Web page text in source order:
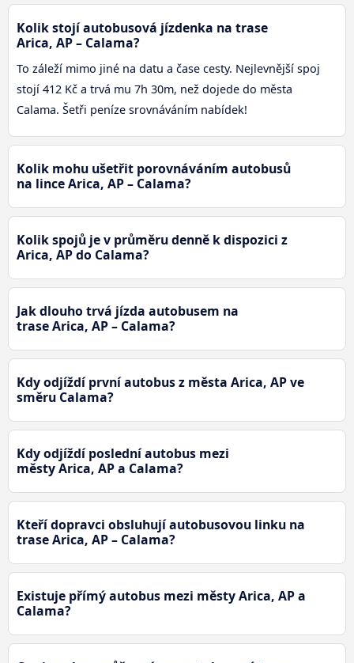
Kolik stojí autobusová jízdenka na trase
Arica, AP – Calama?
To záleží mimo jiné na datu a čase cesty. Nejlevnější spoj
stojí 412 Kč a trvá mu 7h 30m, než dojede do města
Calama. Šetři peníze srovnáváním nabídek!
Kolik mohu ušetřit porovnáváním autobusů
na lince Arica, AP – Calama?
Kolik spojů je v průměru denně k dispozici z
Arica, AP do Calama?
Jak dlouho trvá jízda autobusem na
trase Arica, AP – Calama?
Kdy odjíždí první autobus z města Arica, AP ve
směru Calama?
Kdy odjíždí poslední autobus mezi
městy Arica, AP a Calama?
Kteří dopravci obsluhují autobusovou linku na
trase Arica, AP – Calama?
Existuje přímý autobus mezi městy Arica, AP a
Calama?